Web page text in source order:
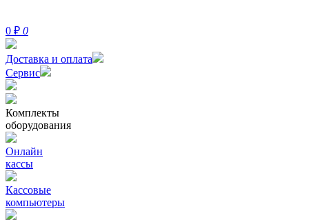
0 ₽ 0
Доставка и оплата
Сервис
Комплекты
оборудования
Онлайн
кассы
Кассовые
компьютеры